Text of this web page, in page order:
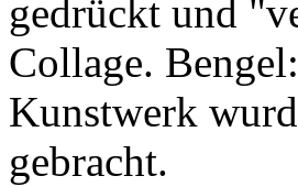
gedrückt und
Collage.
Kunstwerk
gebracht.